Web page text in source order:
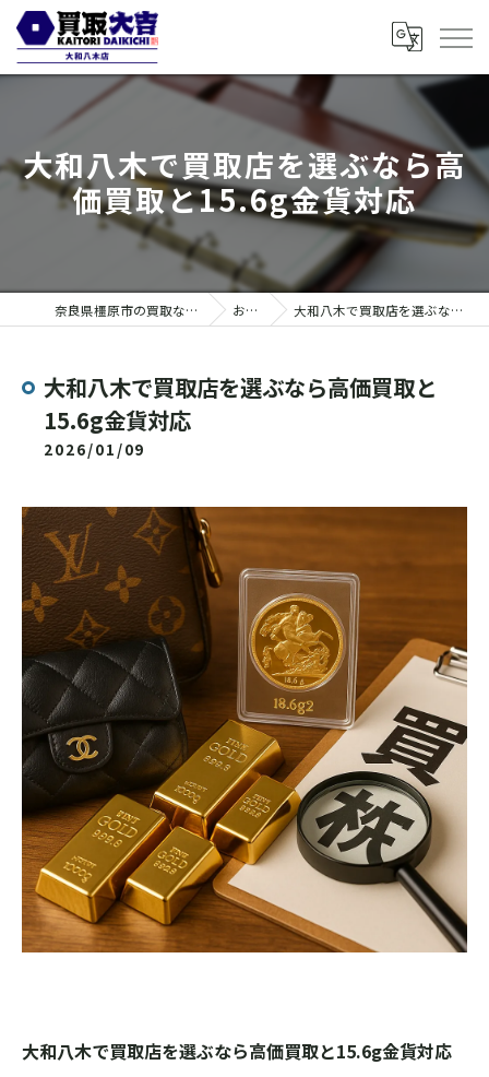
大和八木で買取店を選ぶなら高
価買取と15.6g金貨対応
奈良県橿原市の買取なら買取大吉 大和八木店 お知らせ 大和八木で買取店を選ぶなら高価買取と15.6g金貨対応
大和八木で買取店を選ぶなら高価買取と
15.6g金貨対応
2026/01/09
大和八木で買取店を選ぶなら高価買取と15.6g金貨対応